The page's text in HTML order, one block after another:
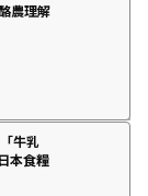
農理解
牛乳
本食糧